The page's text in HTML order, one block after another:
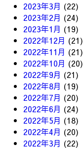
2023年3月 (22)
2023年2月 (24)
2023年1月 (19)
2022年12月 (21)
2022年11月 (21)
2022年10月 (20)
2022年9月 (21)
2022年8月 (19)
2022年7月 (20)
2022年6月 (24)
2022年5月 (18)
2022年4月 (20)
2022年3月 (22)